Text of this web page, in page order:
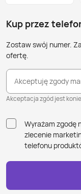
Kup przez
Zostaw swój numer.
ofertę.
Akceptuję zgody
Akceptacja zgód jest
Wyrażam zgodę
zlecenie
telefonu